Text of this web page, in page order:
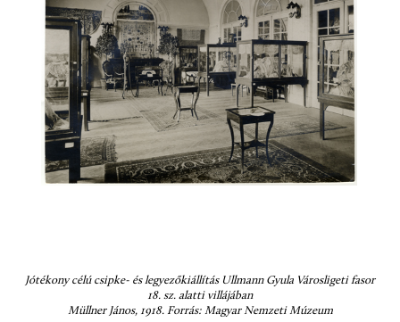
Jótékony célú csipke- és legyezőkiállítás Ullmann Gyula Városligeti fasor
18. sz. alatti villájában
Müllner János, 1918. Forrás: Magyar Nemzeti Múzeum